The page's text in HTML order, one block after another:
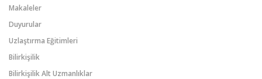
Makaleler
Duyurular
Uzlaştırma Eğitimleri
Bilirkişilik
Bilirkişilik Alt Uzmanlıklar